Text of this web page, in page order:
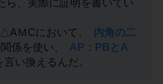
ら、実際に証明を書いてい
ＭCにおいて、
内角の二
係を使い、
AP：PBとA
言い換えるんだ。